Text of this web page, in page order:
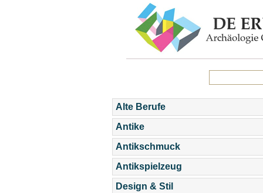
Alte Berufe
Antike
Antikschmuck
Antikspielzeug
Design & Stil